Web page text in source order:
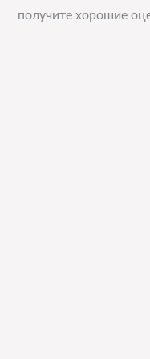
получите хорошие